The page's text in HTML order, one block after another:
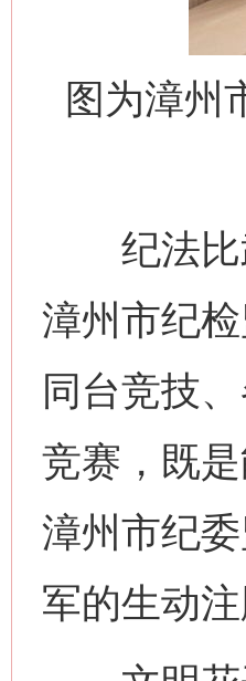
图为漳州
纪法比武
漳州市纪
同台竞技
竞赛，既
漳州市纪
军的生动注